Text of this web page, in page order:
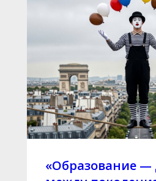
«Образование —